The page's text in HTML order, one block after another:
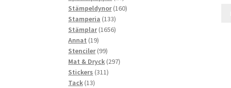
produkter
Stämpeldynor 160160
Stamperia 133133
produkter
Stämplar 16561656
Annat 1919
produkter
Stenciler 9999
produkter
Mat & Dryck 297297
Stickers 311311
Tack 1313